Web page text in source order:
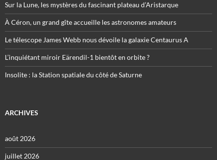
Sur la Lune, les mystères du fascinant plateau d’Aristarque
À Céron, un grand gîte accueille les astronomes amateurs
Le télescope James Webb nous dévoile la galaxie Centaurus A
L’inquiétant miroir Eärendil-1 bientôt en orbite ?
Insolite : la Station spatiale du côté de Saturne
ARCHIVES
août 2026
juillet 2026